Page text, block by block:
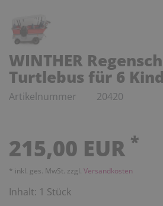
WINTHER
Turtlebus für 6
Artikelnummer 20420
215,00 EUR *
* inkl. ges. MwSt. zzgl. Versandkosten
Inhalt: 1 Stück